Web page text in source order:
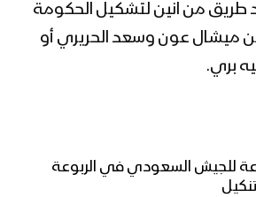
طريق من انين لتشكيل الحكومة
ميشال عون وسعد الحريري أو
بري.
للجيش السعودي في الربوعة